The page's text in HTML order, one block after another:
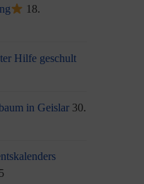
18.
Hilfe geschult
in Geislar 30.